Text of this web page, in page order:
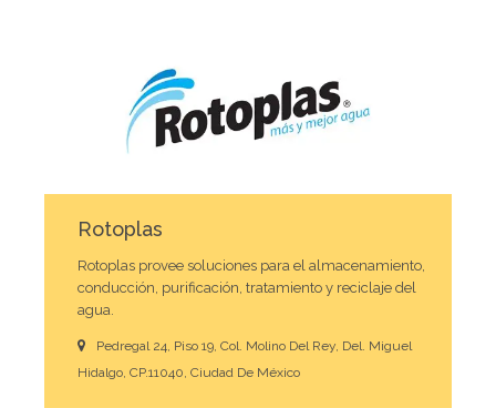
Rotoplas
Rotoplas provee soluciones para el almacenamiento,
conducción, purificación, tratamiento y reciclaje del
agua.
Pedregal 24, Piso 19, Col. Molino Del Rey, Del. Miguel
Hidalgo, CP.11040, Ciudad De México